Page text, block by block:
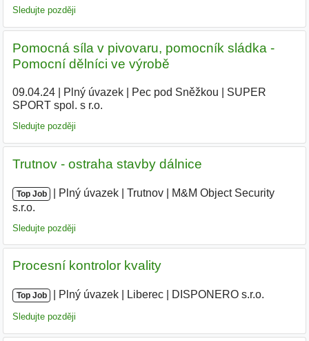
Sledujte později
Pomocná síla v pivovaru, pomocník sládka -
Pomocní dělníci ve výrobě
09.04.24| Plný úvazek| Pec pod Sněžkou
SUPER
SPORT spol. s r.o.
Sledujte později
Trutnov - ostraha stavby dálnice
Top Job Plný úvazek Trutnov
M&M Object Security
s.r.o.
Sledujte později
Procesní kontrolor kvality
Top Job Plný úvazek Liberec DISPONERO s.r.o.
Sledujte později